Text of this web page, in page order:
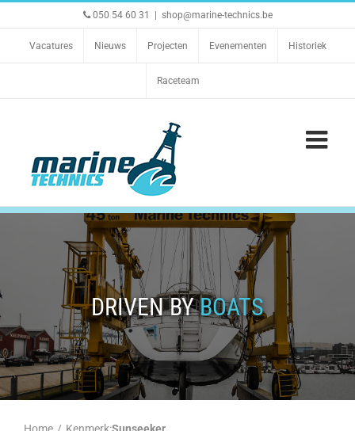
050 54 60 31 shop@marine-technics.be
Vacatures Nieuws Projecten Evenementen Historiek
Raceteam
DRIVEN BYBOATS